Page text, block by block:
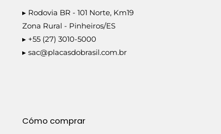
▸ Rodovia BR - 101 Norte, Km19
Zona Rural - Pinheiros/ES
▸ +55 (27) 3010-5000
▸ sac@placasdobrasil.com.br
Cómo comprar